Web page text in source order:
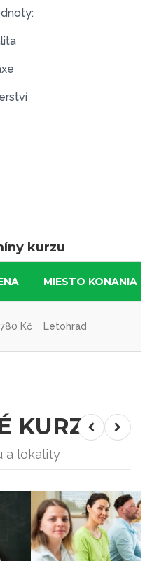
kurzu
MIESTO KONANIA
Kč Letohrad
KURZY
a lokality